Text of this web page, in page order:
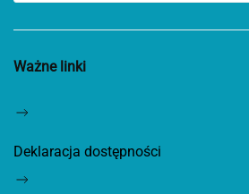
Ważne linki
Deklaracja dostępności